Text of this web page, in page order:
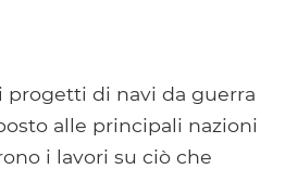
progetti di navi da guerra
alle principali nazioni
i lavori su ciò che